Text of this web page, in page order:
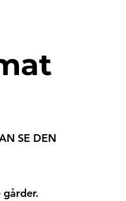
SE DEN